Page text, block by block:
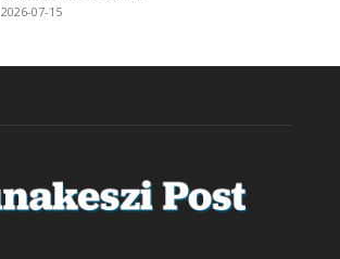
2026-07-15